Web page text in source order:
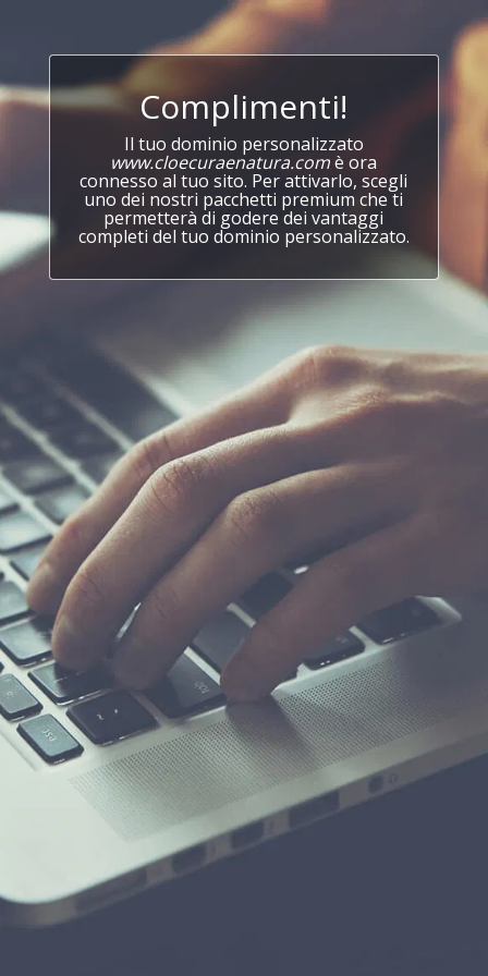
Complimenti!
Il tuo dominio personalizzato
www.cloecuraenatura.comè ora
connesso al tuo sito. Per attivarlo, scegli
uno dei nostri pacchetti premium che ti
permetterà di godere dei vantaggi
completi del tuo dominio personalizzato.